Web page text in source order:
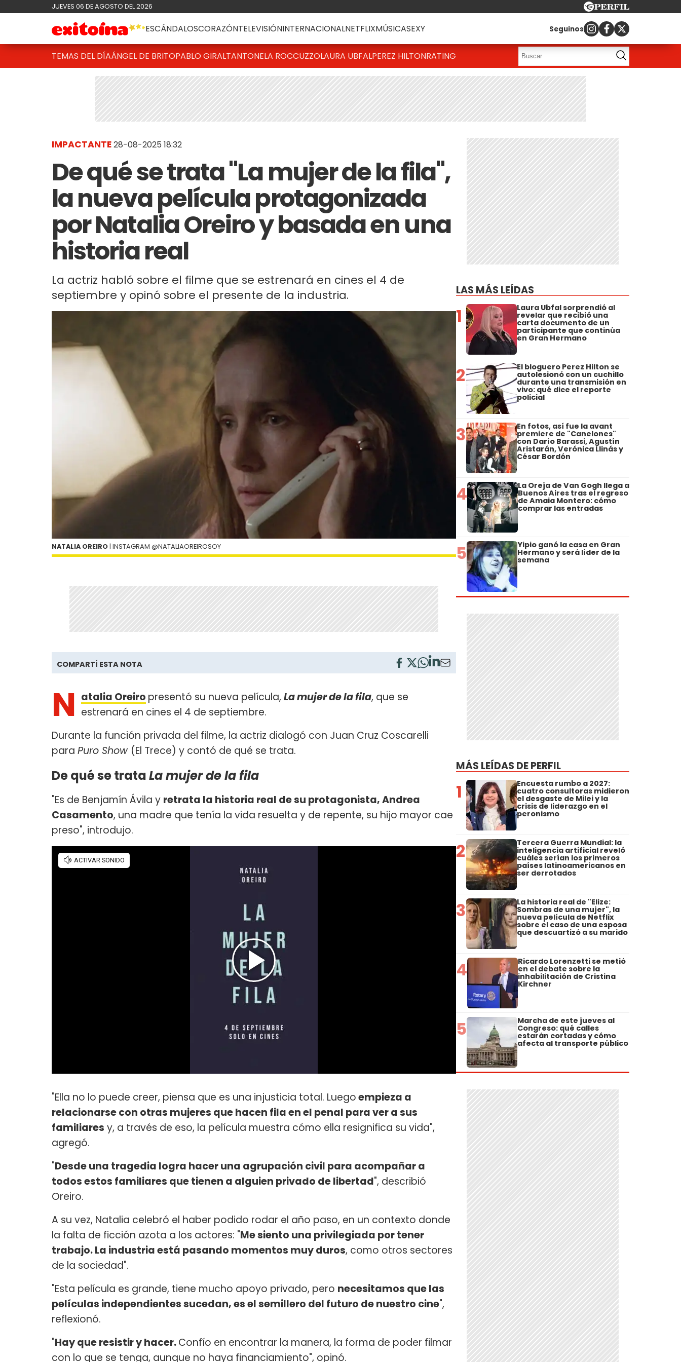
JUEVES 06 DE AGOSTO DEL 2026
ESCÁNDALOSCORAZÓNTELEVISIÓNINTERNACIONALNETFLIXMÚSICASEXY Seguinos
TEMAS DEL DÍAÁNGEL DE BRITOPABLO GIRALTANTONELA ROCCUZZOLAURA UBFALPEREZ HILTONRATING
IMPACTANTE28-08-2025 18:32
De qué se trata "La mujer de la fila",
la nueva película protagonizada
por Natalia Oreiro y basada en una
historia real
La actriz habló sobre el filme que se estrenará en cines el 4 de
septiembre y opinó sobre el presente de la industria.
NATALIA OREIRO | INSTAGRAM @NATALIAOREIROSOY
COMPARTÍ ESTA NOTA
N atalia Oreiro presentó su nueva película, La mujer de la fila, que se
estrenará en cines el 4 de septiembre.
Durante la función privada del filme, la actriz dialogó con Juan Cruz Coscarelli
para Puro Show (El Trece) y contó de qué se trata.
De qué se trataLa mujer de la fila
"Es de Benjamín Ávila y retrata la historia real de su protagonista, Andrea
Casamento, una madre que tenía la vida resuelta y de repente, su hijo mayor cae
preso", introdujo.
"Ella no lo puede creer, piensa que es una injusticia total. Luegoempieza a
relacionarse con otras mujeres que hacen fila en el penal para ver a sus
familiares y, a través de eso, la película muestra cómo ella resignifica su vida",
agregó.
"Desde una tragedia logra hacer una agrupación civil para acompañar a
todos estos familiares que tienen a alguien privado de libertad", describió
Oreiro.
A su vez, Natalia celebró el haber podido rodar el año paso, en un contexto donde
la falta de ficción azota a los actores: "Me siento una privilegiada por tener
trabajo. La industria está pasando momentos muy duros, como otros sectores
de la sociedad".
"Esta película es grande, tiene mucho apoyo privado, pero necesitamos que las
películas independientes sucedan, es el semillero del futuro de nuestro cine",
reflexionó.
"Hay que resistir y hacer.Confío en encontrar la manera, la forma de poder filmar
con lo que se tenga, aunque no haya financiamiento", opinó.
LAS MÁS LEÍDAS
1 Laura Ubfal sorprendió al
revelar que recibió una
carta documento de un
participante que continúa
en Gran Hermano
2 El bloguero Perez Hilton se
autolesionó con un cuchillo
durante una transmisión en
vivo: qué dice el reporte
policial
3 En fotos, así fue la avant
premiere de "Canelones"
con Darío Barassi, Agustín
Aristarán, Verónica Llinás y
César Bordón
4 La Oreja de Van Gogh llega a
Buenos Aires tras el regreso
de Amaia Montero: cómo
comprar las entradas
5 Yipio ganó la casa en Gran
Hermano y será líder de la
semana
MÁS LEÍDAS DE PERFIL
1 Encuesta rumbo a 2027:
cuatro consultoras midieron
el desgaste de Milei y la
crisis de liderazgo en el
peronismo
2 Tercera Guerra Mundial: la
inteligencia artificial reveló
cuáles serían los primeros
países latinoamericanos en
ser derrotados
3 La historia real de "Elize:
Sombras de una mujer", la
nueva película de Netflix
sobre el caso de una esposa
que descuartizó a su marido
4 Ricardo Lorenzetti se metió
en el debate sobre la
inhabilitación de Cristina
Kirchner
5 Marcha de este jueves al
Congreso: qué calles
estarán cortadas y cómo
afecta al transporte público